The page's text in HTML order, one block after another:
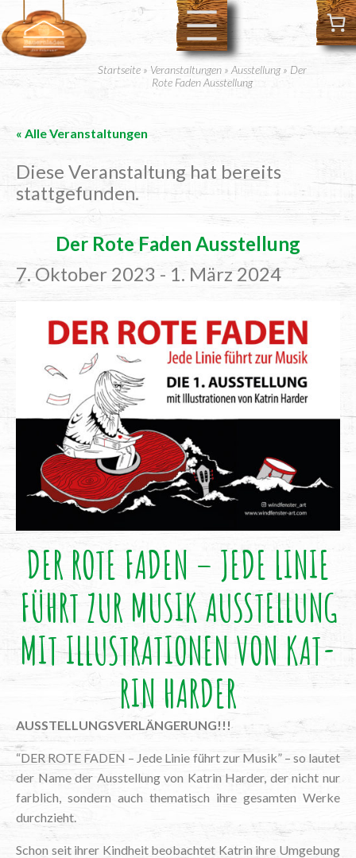
Startseite» Veranstaltungen» Ausstellung» Der
Rote Faden Ausstellung
« Alle Veranstaltungen
Diese Veranstaltung hat bereits
stattgefunden.
Der Rote Faden Ausstellung
7. Oktober 2023 - 1. März 2024
DER ROTE FADEN – JEDE LINIE
FÜHRT ZUR MUSIK AUS­STEL­LUNG
MIT ILLUS­TRA­TIO­NEN VON KAT­
RIN HARDER
AUS­STEL­LUNGS­VER­LÄN­GE­RUNG!!!
“DER ROTE FADEN – Jede Linie führt zur Musik” – so lau­tet
der Name der Aus­stel­lung von Kat­rin Har­der, der nicht nur
farb­lich, son­dern auch the­ma­tisch ihre gesam­ten Wer­ke
durchzieht.
Schon seit ihrer Kind­heit beob­ach­tet Kat­rin ihre Umge­bung